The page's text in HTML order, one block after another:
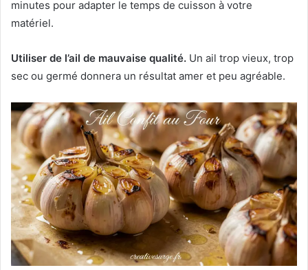
minutes pour adapter le temps de cuisson à votre
matériel.
Utiliser de l’ail de mauvaise qualité. Un ail trop vieux, trop
sec ou germé donnera un résultat amer et peu agréable.